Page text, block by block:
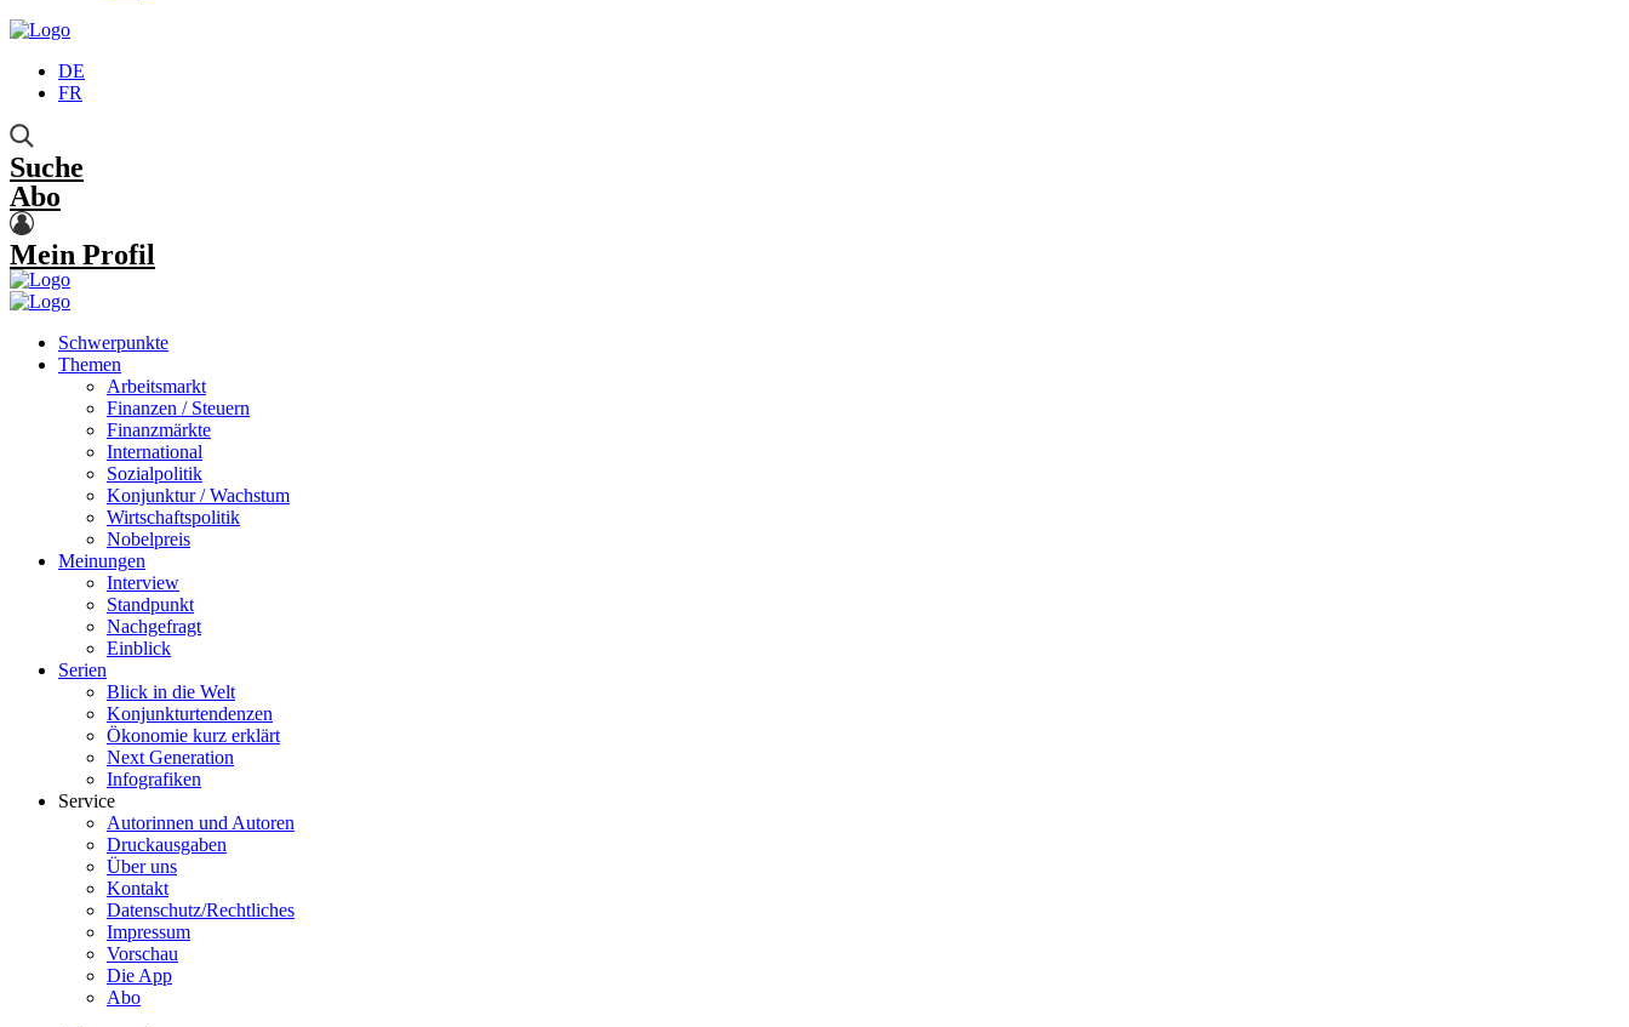
DE
FR
Suche
Abo
Mein Profil
Schwerpunkte
Themen
Arbeitsmarkt
Finanzen / Steuern
Finanzmärkte
International
Sozialpolitik
Konjunktur / Wachstum
Wirtschaftspolitik
Nobelpreis
Meinungen
Interview
Standpunkt
Nachgefragt
Einblick
Serien
Blick in die Welt
Konjunkturtendenzen
Ökonomie kurz erklärt
Next Generation
Infografiken
Service
Autorinnen und Autoren
Druckausgaben
Über uns
Kontakt
Datenschutz/Rechtliches
Impressum
Vorschau
Die App
Abo